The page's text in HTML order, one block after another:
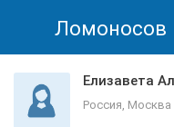
Ломоносов
Елизавета
Россия, Москва